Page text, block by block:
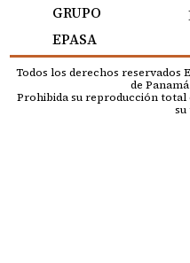
GRUPO
EPASA
Todos los derechos reservados
de Panamá
Prohibida su reproducción
su